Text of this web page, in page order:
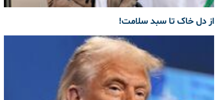
از دل خاک تا سبد سلامت!